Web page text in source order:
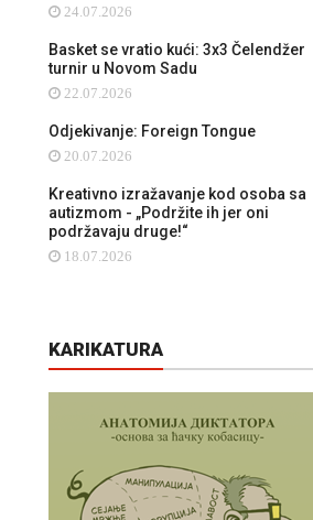
24.07.2026
Basket se vratio kući: 3x3 Čelendžer
turnir u Novom Sadu
22.07.2026
Odjekivanje: Foreign Tongue
20.07.2026
Kreativno izražavanje kod osoba sa
autizmom - „Podržite ih jer oni
podržavaju druge!“
18.07.2026
KARIKATURA